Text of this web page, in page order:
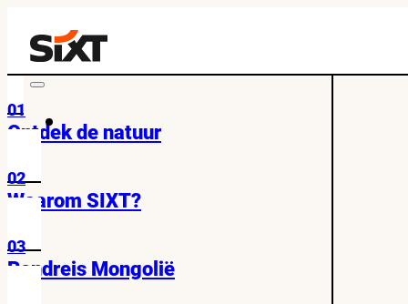
01
Ontdek de natuur
02
Waarom SIXT?
03
Rondreis Mongolië